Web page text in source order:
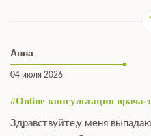
Анна
04 июля 2026
#Online консультация врача-
Здравствуйте,у меня